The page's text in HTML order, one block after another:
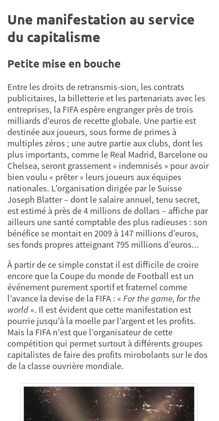
Une manifestation au service
du capitalisme
Petite mise en bouche
Entre les droits de retransmis-sion, les contrats
publicitaires, la billetterie et les partenariats avec les
entreprises, la FIFA espère engranger près de trois
milliards d’euros de recette globale. Une partie est
destinée aux joueurs, sous forme de primes à
multiples zéros ; une autre partie aux clubs, dont les
plus importants, comme le Real Madrid, Barcelone ou
Chelsea, seront grassement « indemnisés » pour avoir
bien voulu « prêter » leurs joueurs aux équipes
nationales. L’organisation dirigée par le Suisse
Joseph Blatter – dont le salaire annuel, tenu secret,
est estimé à près de 4 millions de dollars – affiche par
ailleurs une santé comptable des plus radieuses : son
bénéfice se montait en 2009 à 147 millions d’euros,
ses fonds propres atteignant 795 millions d’euros...
À partir de ce simple constat il est difficile de croire
encore que la Coupe du monde de Football est un
événement purement sportif et fraternel comme
l’avance la devise de la FIFA : « For the game, for the
world ». Il est évident que cette manifestation est
pourrie jusqu’à la moelle par l’argent et les profits.
Mais la FIFA n’est que l’organisateur de cette
compétition qui permet surtout à différents groupes
capitalistes de faire des profits mirobolants sur le dos
de la classe ouvrière mondiale.